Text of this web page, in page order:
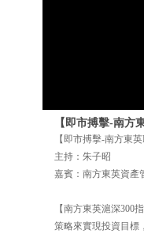
【即市搏擊-南方
【即市搏擊-南方東
主持：朱子昭
嘉賓：南方東英資產
【南方東英滬深300
策略來實現投資目標